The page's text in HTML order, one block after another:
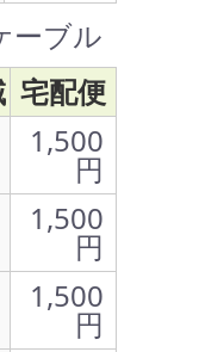
ーブル
宅配便
1,500
円
1,500
円
1,500
円